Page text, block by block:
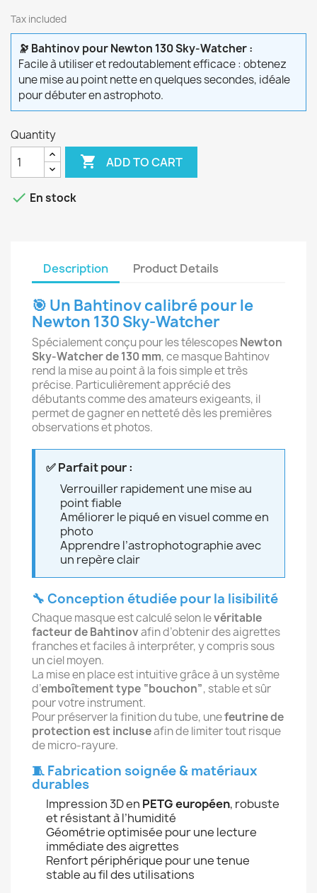
Tax included
🔭 Bahtinov pour Newton 130 Sky-Watcher :
Facile à utiliser et redoutablement efficace : obtenez
une mise au point nette en quelques secondes, idéale
pour débuter en astrophoto.
Quantity
 ADD TO CART
 En stock
Description Product Details
🎯 Un Bahtinov calibré pour le
Newton 130 Sky-Watcher
Spécialement conçu pour les télescopesNewton
Sky-Watcher de 130 mm, ce masque Bahtinov
rend la mise au point à la fois simple et très
précise. Particulièrement apprécié des
débutants comme des amateurs exigeants, il
permet de gagner en netteté dès les premières
observations et photos.
✅ Parfait pour :
Verrouiller rapidement une mise au
point fiable
Améliorer le piqué en visuel comme en
photo
Apprendre l’astrophotographie avec
un repère clair
🔧 Conception étudiée pour la lisibilité
Chaque masque est calculé selon levéritable
facteur de Bahtinovafin d’obtenir des aigrettes
franches et faciles à interpréter, y compris sous
un ciel moyen.
La mise en place est intuitive grâce à un système
d’emboîtement type “bouchon”, stable et sûr
pour votre instrument.
Pour préserver la finition du tube, unefeutrine de
protection est incluseafin de limiter tout risque
de micro-rayure.
🧵 Fabrication soignée & matériaux
durables
Impression 3D en PETG européen, robuste
et résistant à l’humidité
Géométrie optimisée pour une lecture
immédiate des aigrettes
Renfort périphérique pour une tenue
stable au fil des utilisations